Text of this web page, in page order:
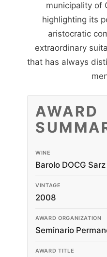
municipality of
highlighting its
aristocratic
extraordinary
that has always
AWARD
WINE
Barolo DOCG Sarz
VINTAGE
2008
AWARD ORGANIZATION
Seminario
AWARD TITLE